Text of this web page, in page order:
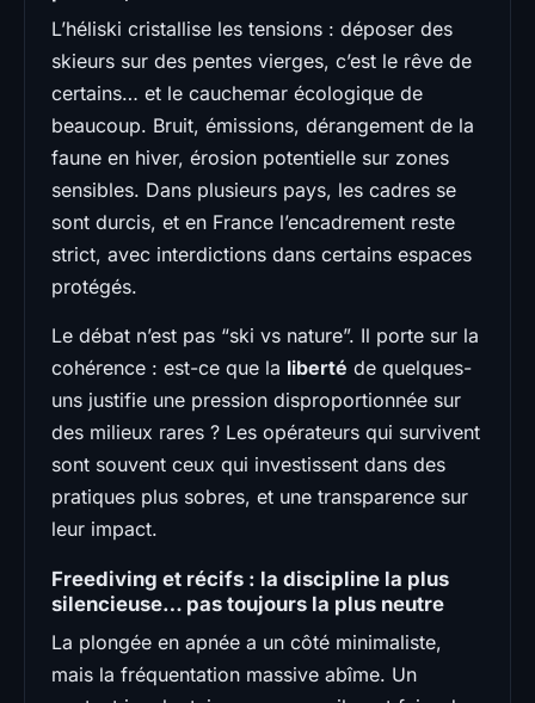
L’héliski cristallise les tensions : déposer des
skieurs sur des pentes vierges, c’est le rêve de
certains… et le cauchemar écologique de
beaucoup. Bruit, émissions, dérangement de la
faune en hiver, érosion potentielle sur zones
sensibles. Dans plusieurs pays, les cadres se
sont durcis, et en France l’encadrement reste
strict, avec interdictions dans certains espaces
protégés.
Le débat n’est pas “ski vs nature”. Il porte sur la
cohérence : est-ce que la liberté de quelques-
uns justifie une pression disproportionnée sur
des milieux rares ? Les opérateurs qui survivent
sont souvent ceux qui investissent dans des
pratiques plus sobres, et une transparence sur
leur impact.
Freediving et récifs : la discipline la plus
silencieuse… pas toujours la plus neutre
La plongée en apnée a un côté minimaliste,
mais la fréquentation massive abîme. Un